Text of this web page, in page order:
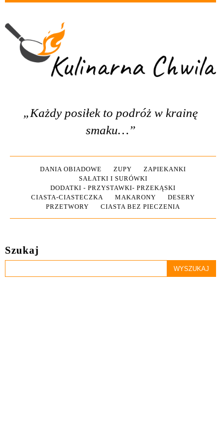
„Każdy posiłek to podróż w krainę
smaku…”
DANIA OBIADOWE ZUPY
ZAPIEKANKI
SAŁATKI I SURÓWKI
DODATKI - PRZYSTAWKI- PRZEKĄSKI
CIASTA-CIASTECZKA
MAKARONY
DESERY
PRZETWORY
CIASTA BEZ PIECZENIA
Szukaj